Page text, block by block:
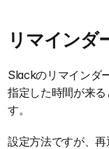
リマインダ
Slackのリマインダ
指定した時間が来
す。
設定方法ですが、